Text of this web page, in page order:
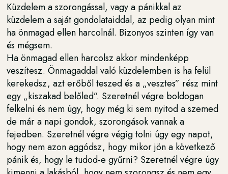
Küzdelem a szorongással, vagy a pánikkal az
küzdelem a saját gondolataiddal, az pedig olyan mint
ha önmagad ellen harcolnál. Bizonyos szinten így van
és mégsem.
Ha önmagad ellen harcolsz akkor mindenképp
veszítesz. Önmagaddal való küzdelemben is ha felül
kerekedsz, azt erőből teszed és a „vesztes” rész mint
egy „kiszakad belőled”. Szeretnél végre boldogan
felkelni és nem úgy, hogy még ki sem nyitod a szemed
de már a napi gondok, szorongások vannak a
fejedben. Szeretnél végre végig tolni úgy egy napot,
hogy nem azon aggódsz, hogy mikor jön a következő
pánik és, hogy le tudod-e gyűrni? Szeretnél végre úgy